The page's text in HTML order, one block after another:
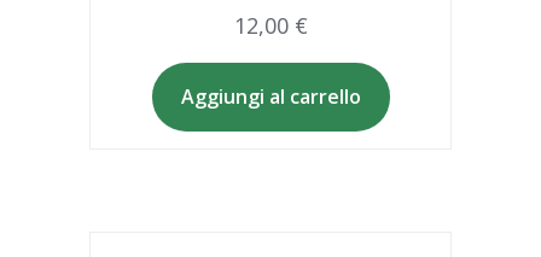
12,00 €
Aggiungi al carrello